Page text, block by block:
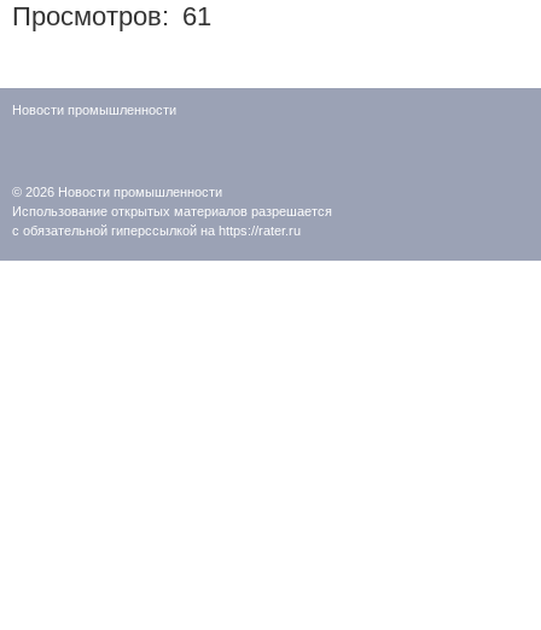
Просмотров: 61
Новости промышленности
© 2026 Новости промышленности
Использование открытых материалов разрешается
с обязательной гиперссылкой на https://rater.ru